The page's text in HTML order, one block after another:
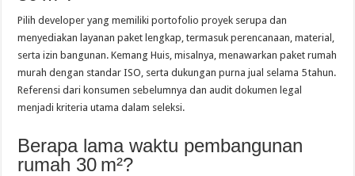
Pilih developer yang memiliki portofolio proyek serupa dan
menyediakan layanan paket lengkap, termasuk perencanaan, material,
serta izin bangunan. Kemang Huis, misalnya, menawarkan paket rumah
murah dengan standar ISO, serta dukungan purna jual selama 5 tahun.
Referensi dari konsumen sebelumnya dan audit dokumen legal
menjadi kriteria utama dalam seleksi.
Berapa lama waktu pembangunan
rumah 30 m²?